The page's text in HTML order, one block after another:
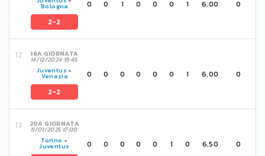
Bologna
2-2
0 0 1 0 0 0 1 6,00 0
16A GIORNATA
14/12/2024 19:45
Juventus -
Venezia
2-2
0 0 0 0 0 0 1 6,00 0
20A GIORNATA
11/01/2025 17:00
Torino -
Juventus 0 0 0 0 0 1 0 6,50 0